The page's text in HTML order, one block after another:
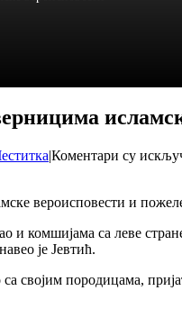
|Коментари су
вероисповести и
са леве
је Јевтић.
својим породицама,